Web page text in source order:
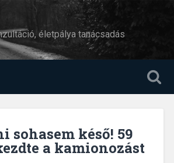
életpálya tanácsadás
sohasem késő! 59
a kamionozást